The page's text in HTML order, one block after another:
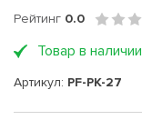
Рейтинг 0.0
Товар в наличии
Артикул: PF-PK-27